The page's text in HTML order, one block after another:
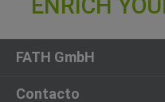
FATH GmbH
Contacto